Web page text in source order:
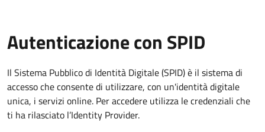
Autenticazione con SPID
Il Sistema Pubblico di Identità Digitale (SPID) è il sistema di
accesso che consente di utilizzare, con un'identità digitale
unica, i servizi online. Per accedere utilizza le credenziali che
ti ha rilasciato l’Identity Provider.